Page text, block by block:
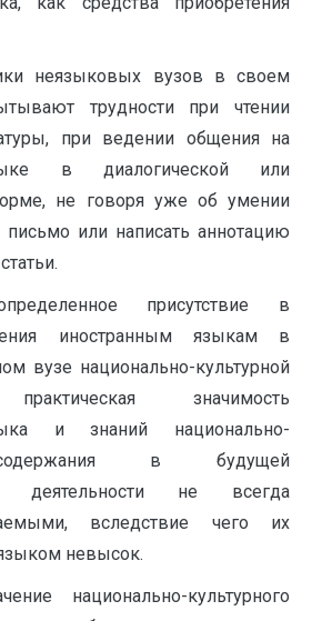
неязыковых вузов в своем
трудности при чтении
при ведении общения на
в диалогической или
не говоря уже об умении
письмо или написать аннотацию
присутствие в
иностранным языкам в
вузе национально-культурной
значимость
и знаний национально-
содержания в будущей
деятельности не всегда
вследствие чего их
невысок.
национально-культурного